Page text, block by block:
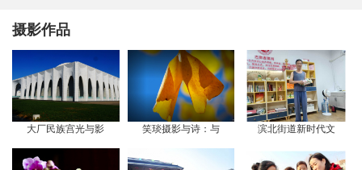
摄影作品
大厂民族宫光与影 笑琰摄影与诗：与 滨北街道新时代文